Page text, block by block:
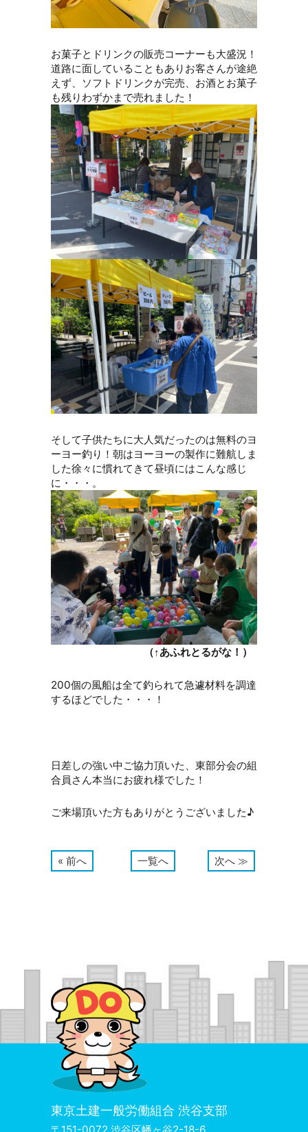
お菓子とドリンクの販売コーナーも大盛況！
道路に面していることもありお客さんが途絶
えず、ソフトドリンクが完売、お酒とお菓子
も残りわずかまで売れました！
そして子供たちに大人気だったのは無料のヨ
ーヨー釣り！朝はヨーヨーの製作に難航しま
した徐々に慣れてきて昼頃にはこんな感じ
に・・・。
（↑あふれとるがな！）
200個の風船は全て釣られて急遽材料を調達
するほどでした・・・！
日差しの強い中ご協力頂いた、東部分会の組
合員さん本当にお疲れ様でした！
ご来場頂いた方もありがとうございました♪
« 前へ 一覧へ 次へ ≫
東京土建一般労働組合 渋谷支部